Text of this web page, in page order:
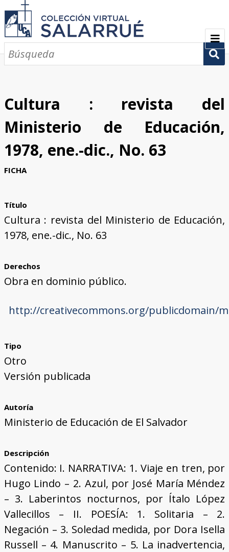
PRESENTACIÓN
COLECCIONES
GALERÍA
Cultura : revista del
Ministerio de Educación,
1978, ene.-dic., No. 63
FICHA
Título
Cultura : revista del Ministerio de Educación,
1978, ene.-dic., No. 63
Derechos
Obra en dominio público.
http://creativecommons.org/publicdomain/
Tipo
Otro
Versión publicada
Autoría
Ministerio de Educación de El Salvador
Descripción
Contenido: I. NARRATIVA: 1. Viaje en tren, por
Hugo Lindo – 2. Azul, por José María Méndez
– 3. Laberintos nocturnos, por Ítalo López
Vallecillos – II. POESÍA: 1. Solitaria – 2.
Negación – 3. Soledad medida, por Dora Isella
Russell – 4. Manuscrito – 5. La inadvertencia,